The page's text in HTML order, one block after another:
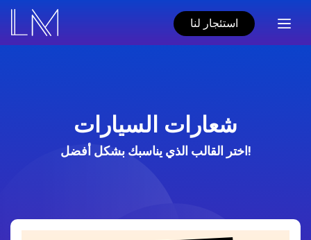
استئجار لنا
شعارات السيارات
اختر القالب الذي يناسبك بشكل أفضل!